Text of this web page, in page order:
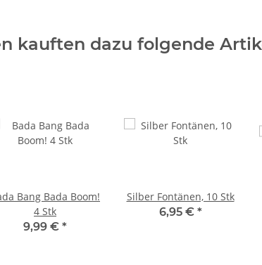
kauften dazu folgende
Bang Bada Boom!
4 Stk
9,99 € *
Silber Fontänen, 10 Stk
6,95 € *